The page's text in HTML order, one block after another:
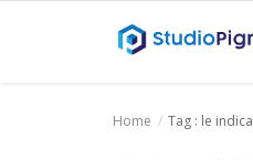
Home Tag : le